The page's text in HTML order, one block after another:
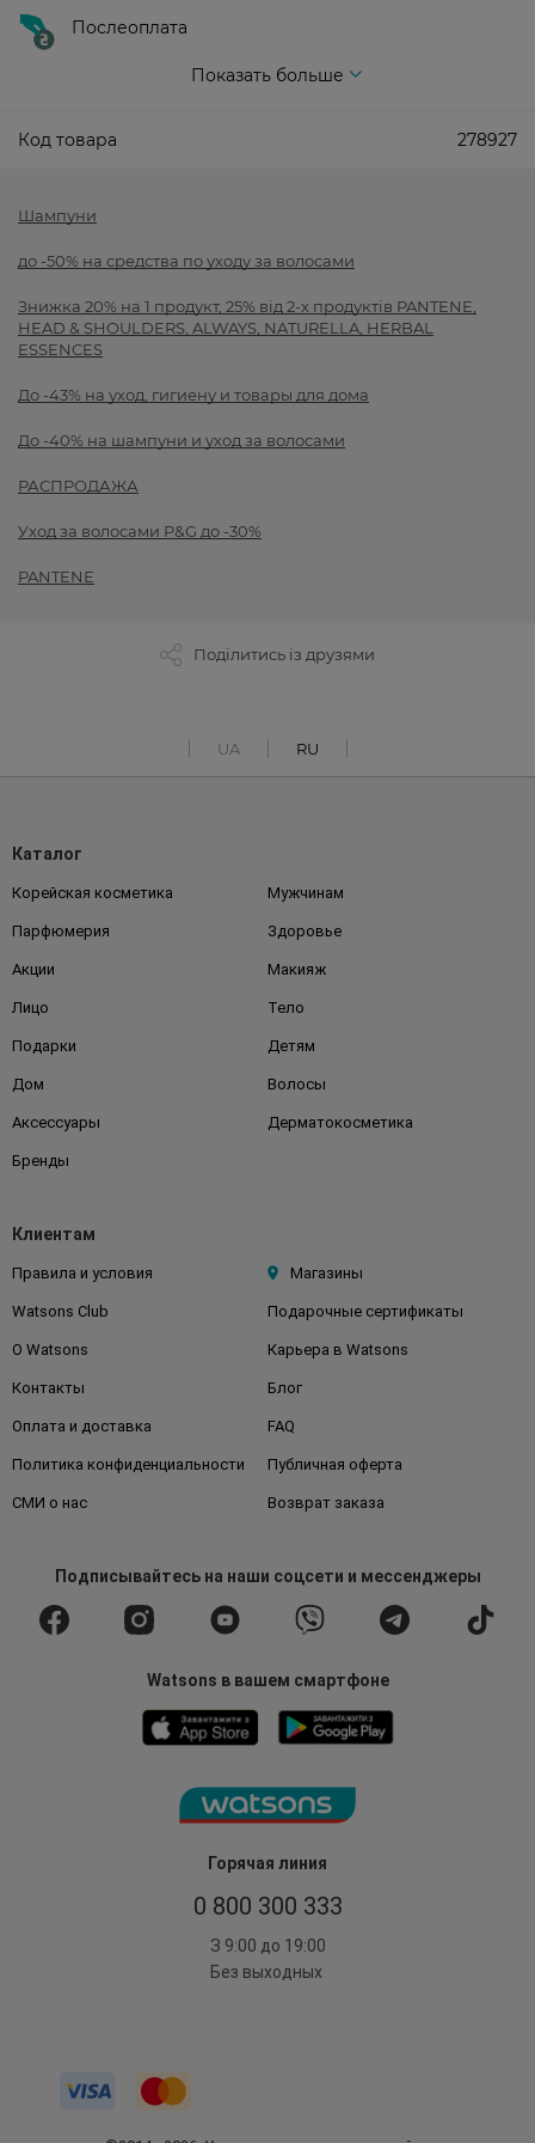
Послеоплата
Показать больше
Код товара 278927
Шампуни
до -50% на средства по уходу за волосами
Знижка 20% на 1 продукт, 25% від 2-х продуктів PANTENE,
HEAD & SHOULDERS, ALWAYS, NATURELLA, HERBAL
ESSENCES
До -43% на уход, гигиену и товары для дома
До -40% на шампуни и уход за волосами
РАСПРОДАЖА
Уход за волосами P&G до -30%
PANTENE
Поділитись із друзями
UA RU
Горячая линия
0 800 300 333
З 9:00 до 19:00
Без выходных
Каталог
Корейская косметика Мужчинам
Парфюмерия Здоровье
Акции Макияж
Лицо Тело
Подарки Детям
Дом Волосы
Аксессуары Дерматокосметика
Бренды
Клиентам
Правила и условия Магазины
Watsons Club Подарочные сертификаты
О Watsons Карьера в Watsons
Контакты Блог
Оплата и доставка FAQ
Политика конфиденциальности Публичная оферта
СМИ о нас Возврат заказа
Подписывайтесьна наши соцсети и мессенджеры
Watsons в вашем смартфоне